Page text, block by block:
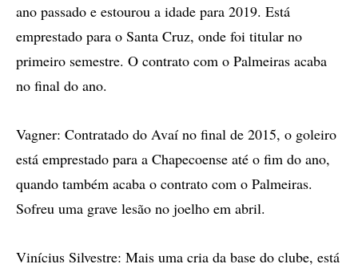
ano passado e estourou a idade para 2019. Está
emprestado para o Santa Cruz, onde foi titular no
primeiro semestre. O contrato com o Palmeiras acaba
no final do ano.
Vagner: Contratado do Avaí no final de 2015, o goleiro
está emprestado para a Chapecoense até o fim do ano,
quando também acaba o contrato com o Palmeiras.
Sofreu uma grave lesão no joelho em abril.
Vinícius Silvestre: Mais uma cria da base do clube, está